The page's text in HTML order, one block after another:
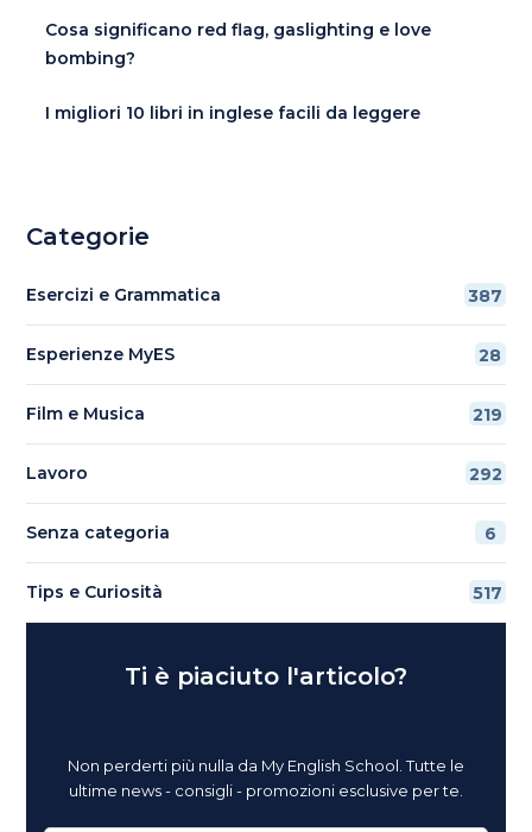
Cosa significano red flag, gaslighting e love
bombing?
I migliori 10 libri in inglese facili da leggere
Categorie
Esercizi e Grammatica 387
Esperienze MyES 28
Film e Musica 219
Lavoro 292
Senza categoria 6
Tips e Curiosità 517
Ti è piaciuto l'articolo?
Non perderti più nulla da My English School. Tutte le
ultime news - consigli - promozioni esclusive per te.